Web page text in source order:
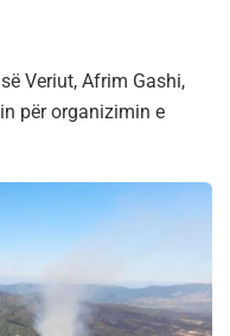
Veriut, Afrim Gashi,
për organizimin e